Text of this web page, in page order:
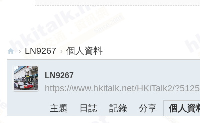
ita
lk.
› LN9267 › 個人資料
LN9267
https://www.hkitalk.net/HKiTalk2/?5125
主題
日誌 記錄 分享 個人資